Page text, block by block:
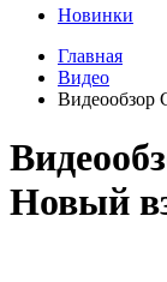
Новинки
Главная
Видео
Видеообзор
Новый